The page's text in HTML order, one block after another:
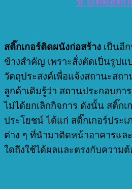
สติ๊กเกอร์ติดผนังก่อสร้าง เป็นอี
ข้างสำคัญ เพราะสั่งตัดเป็นรูปแ
วัตถุประสงค์เพื่อแจ้งสถานะสถ
ลูกค้าเดิมรู้ว่า สถานประกอบกา
ไม่ได้ยกเลิกกิจการ ดังนั้น สติ๊กเ
ประโยชน์ ได้แก่ สติ๊กเกอร์ประ
ต่าง ๆ ที่นำมาติดหน้าอาคารแล
ใดถึงใช้ได้ผลและตรงกับความต้